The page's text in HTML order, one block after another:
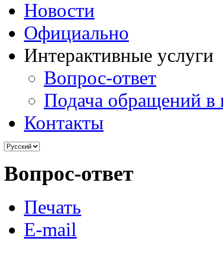
Новости
Официально
Интерактивные услуги
Вопрос-ответ
Подача обращений в
Контакты
Вопрос-ответ
Печать
E-mail